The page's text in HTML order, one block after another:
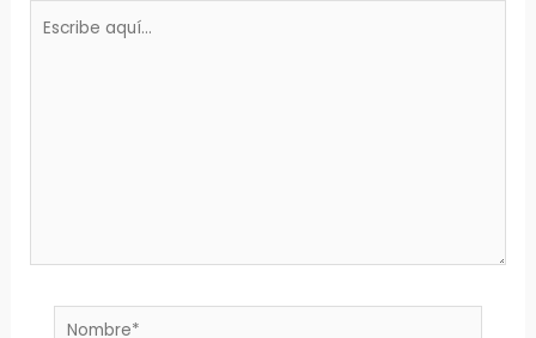
Escribe
Nombre*